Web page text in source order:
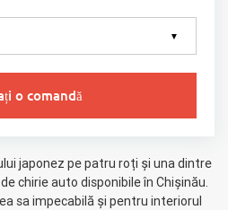
▼
o comandă
japonez pe patru roți și una dintre
chirie auto disponibile în Chișinău.
sa impecabilă și pentru interiorul